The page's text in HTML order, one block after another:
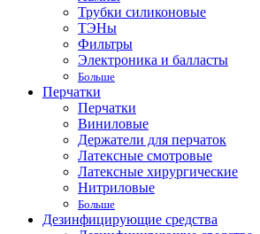
Трубки силиконовые
ТЭНы
Фильтры
Электроника и балласты
Больше
Перчатки
Перчатки
Виниловые
Держатели для перчаток
Латексные смотровые
Латексные хирургические
Нитриловые
Больше
Дезинфицирующие средства